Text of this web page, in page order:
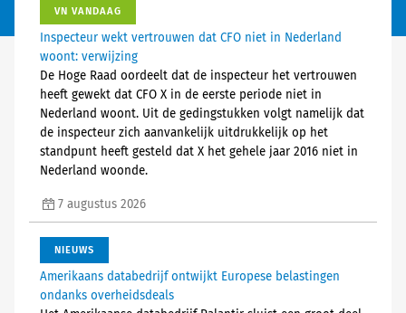
VN VANDAAG
Inspecteur wekt vertrouwen dat CFO niet in Nederland
woont: verwijzing
De Hoge Raad oordeelt dat de inspecteur het vertrouwen
heeft gewekt dat CFO X in de eerste periode niet in
Nederland woont. Uit de gedingstukken volgt namelijk dat
de inspecteur zich aanvankelijk uitdrukkelijk op het
standpunt heeft gesteld dat X het gehele jaar 2016 niet in
Nederland woonde.
7 augustus 2026
NIEUWS
Amerikaans databedrijf ontwijkt Europese belastingen
ondanks overheidsdeals